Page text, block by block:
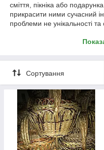
сміття, пікніка або
прикрасити ними сучасний
проблеми не унікальності
розміром, стилем
відрізнятися способом
приховуватиме від
вміст, або ажурним, який
декоративних чи великодніх
Сортування